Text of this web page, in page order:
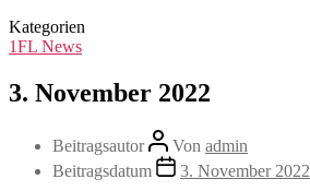
Kategorien
1FL News
3. November 2022
Beitragsautor Von admin
Beitragsdatum
3. November 2022